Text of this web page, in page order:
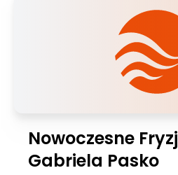
Nowoczesne
Gabriela Pasko